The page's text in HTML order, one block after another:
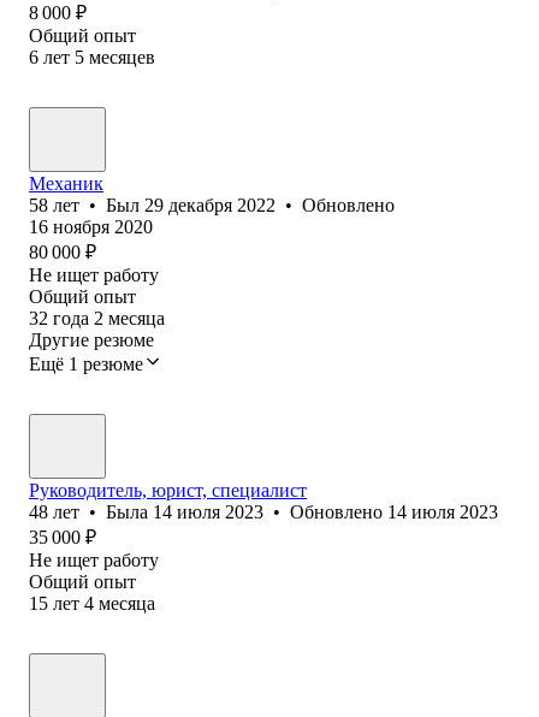
8 000 ₽
Общий опыт
6 лет 5 месяцев
Механик
58 лет • Был 29 декабря 2022 • Обновлено
16 ноября 2020
80 000 ₽
Не ищет работу
Общий опыт
32 года 2 месяца
Другие резюме
Ещё 1 резюме
Руководитель, юрист, специалист
48 лет • Была 14 июля 2023 • Обновлено 14 июля 2023
35 000 ₽
Не ищет работу
Общий опыт
15 лет 4 месяца